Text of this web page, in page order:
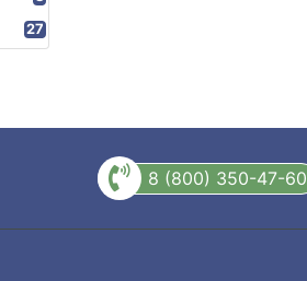
27
8 (800) 350-47-60